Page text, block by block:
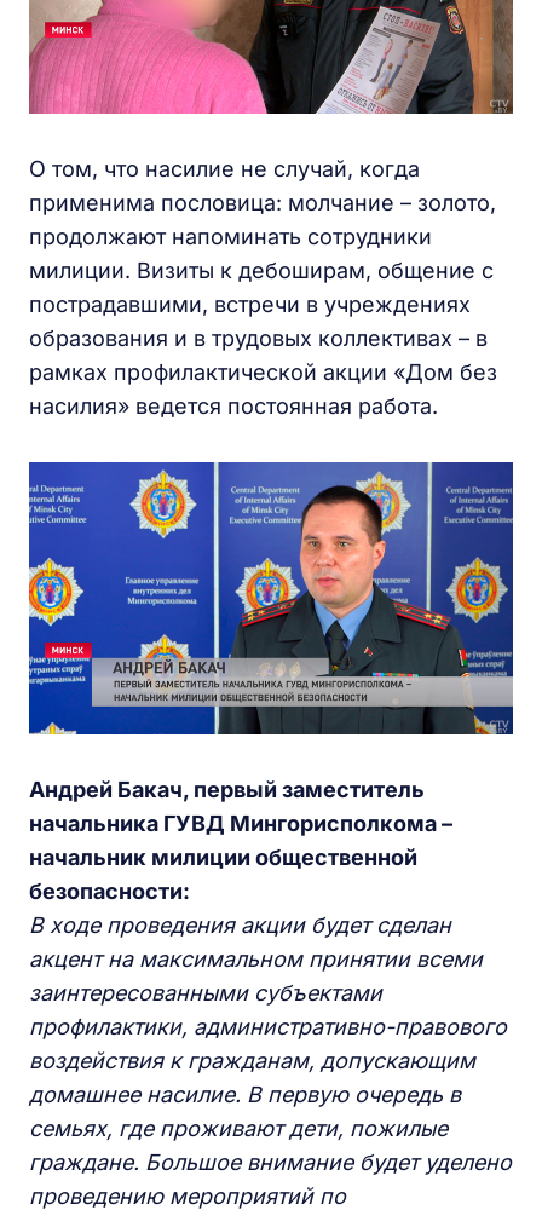
О том, что насилие не случай, когда
применима пословица: молчание – золото,
продолжают напоминать сотрудники
милиции. Визиты к дебоширам, общение с
пострадавшими, встречи в учреждениях
образования и в трудовых коллективах – в
рамках профилактической акции «Дом без
насилия» ведется постоянная работа.
Андрей Бакач, первый заместитель
начальника ГУВД Мингорисполкома –
начальник милиции общественной
безопасности:
В ходе проведения акции будет сделан
акцент на максимальном принятии всеми
заинтересованными субъектами
профилактики, административно-правового
воздействия к гражданам, допускающим
домашнее насилие. В первую очередь в
семьях, где проживают дети, пожилые
граждане. Большое внимание будет уделено
проведению мероприятий по